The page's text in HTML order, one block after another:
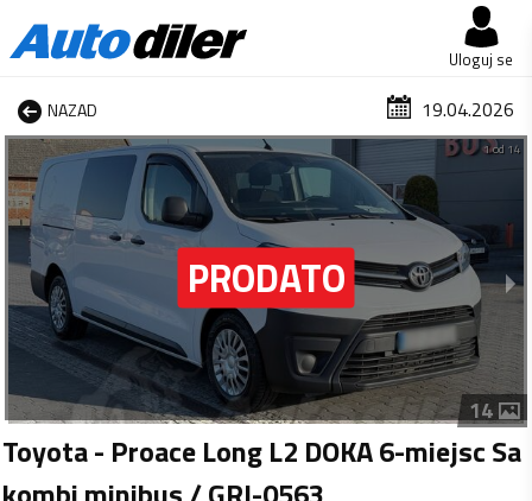
Uloguj se
NAZAD 19.04.2026
1 od 14
14
Toyota - Proace Long L2 DOKA 6-miejsc Sa